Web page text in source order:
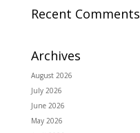
Recent Comments
Archives
August 2026
July 2026
June 2026
May 2026